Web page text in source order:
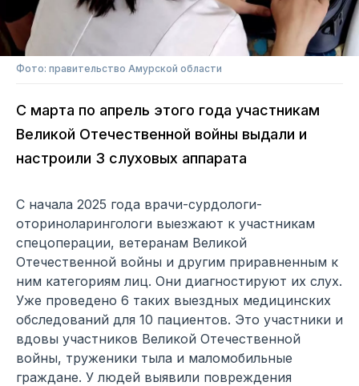
Фото: правительство Амурской области
С марта по апрель этого года участникам
Великой Отечественной войны выдали и
настроили 3 слуховых аппарата
С начала 2025 года врачи-сурдологи-
оториноларингологи выезжают к участникам
спецоперации, ветеранам Великой
Отечественной войны и другим приравненным к
ним категориям лиц. Они диагностируют их слух.
Уже проведено 6 таких выездных медицинских
обследований для 10 пациентов. Это участники и
вдовы участников Великой Отечественной
войны, труженики тыла и маломобильные
граждане. У людей выявили повреждения